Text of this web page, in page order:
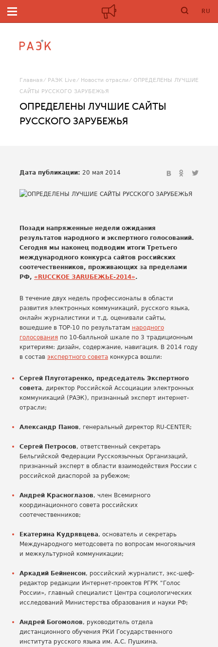
RU
Главная РАЭК Live Новости отрасли
ОПРЕДЕЛЕНЫ ЛУЧШИЕ
САЙТЫ РУССКОГО ЗАРУБЕЖЬЯ
ОПРЕДЕЛЕНЫ ЛУЧШИЕ САЙТЫ
РУССКОГО ЗАРУБЕЖЬЯ
Дата публикации: 20 мая 2014
Позади напряженные недели ожидания
результатов народного и экспертного голосований.
Сегодня мы наконец подводим итоги Третьего
международного конкурса сайтов российских
соотечественников, проживающих за пределами
РФ, «RUССКОЕ ЗАRUБЕЖЬЕ-2014».
В течение двух недель профессионалы в области
развития электронных коммуникаций, русского языка,
онлайн журналистики и т.д. оценивали сайты,
вошедшие в TOP-10 по результатам народного
голосования по 10-балльной шкале по 3 традиционным
критериям: дизайн, содержание, навигация. В 2014 году
в состав экспертного совета конкурса вошли:
Сергей Плуготаренко, председатель Экспертного
совета, директор Российской Ассоциации электронных
коммуникаций (РАЭК), признанный эксперт интернет-
отрасли;
Александр Панов, генеральный директор RU-CENTER;
Сергей Петросов, ответственный секретарь
Бельгийской Федерации Русскоязычных Организаций,
признанный эксперт в области взаимодействия России с
российской диаспорой за рубежом;
Андрей Красноглазов, член Всемирного
координационного совета российских
соотечественников;
Екатерина Кудрявцева, основатель и секретарь
Международного методсовета по вопросам многоязычия
и межкультурной коммуникации;
Аркадий Бейненсон, российский журналист, экс-шеф-
редактор редакции Интернет-проектов РГРК "Голос
России», главный специалист Центра социологических
исследований Министерства образования и науки РФ;
Андрей Богомолов, руководитель отдела
дистанционного обучения РКИ Государственного
института русского языка им. А.С. Пушкина.